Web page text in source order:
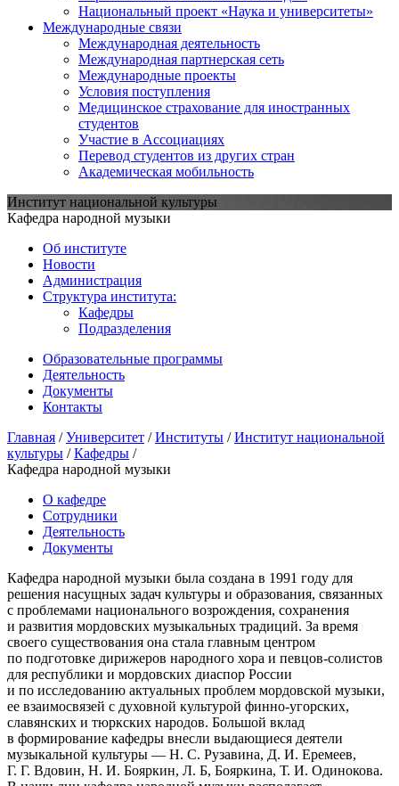
Национальный проект «Наука и университеты»
Международные связи
Международная деятельность
Международная партнерская сеть
Международные проекты
Условия поступления
Медицинское страхование для иностранных
студентов
Участие в Ассоциациях
Перевод студентов из других стран
Академическая мобильность
Институт национальной культуры
Кафедра народной музыки
Об институте
Новости
Администрация
Структура института:
Кафедры
Подразделения
Образовательные программы
Деятельность
Документы
Контакты
Главная /Университет /Институты /Институт национальной
культуры /Кафедры /
Кафедра народной музыки
О кафедре
Сотрудники
Деятельность
Документы
Кафедра народной музыки была создана в 1991 году для
решения насущных задач культуры и образования, связанных
с проблемами национального возрождения, сохранения
и развития мордовских музыкальных традиций. За время
своего существования она стала главным центром
по подготовке дирижеров народного хора и певцов-солистов
для республики и мордовских диаспор России
и по исследованию актуальных проблем мордовской музыки,
ее взаимосвязей с духовной культурой финно-угорских,
славянских и тюркских народов. Большой вклад
в формирование кафедры внесли выдающиеся деятели
музыкальной культуры — Н. С. Рузавина, Д. И. Еремеев,
Г. Г. Вдовин, Н. И. Бояркин, Л. Б, Бояркина, Т. И. Одинокова.